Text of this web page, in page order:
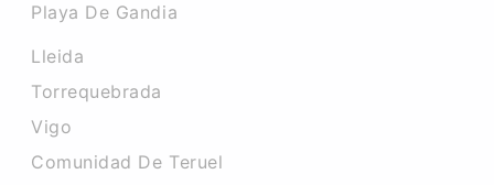
Playa De Gandia
Lleida
Torrequebrada
Vigo
Comunidad De Teruel